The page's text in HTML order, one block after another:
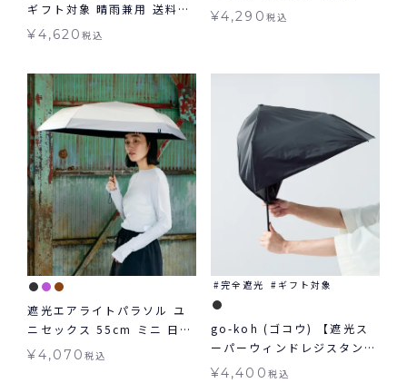
ギフト対象 晴雨兼用 送料無
料 Wpc.
¥4,620税込
傘 折りたたみ 晴雨兼用 ギフ
¥4,290 税込
遮光エアライトパラソル ユ
ニセックス 55cm ミニ 日傘
折りたたみ 晴雨兼用 ギフト
¥4,070税込
完全遮光 ギフト対象
go-koh (ゴコウ) 【遮光ス
ーパーウィンドレジスタン
ス】 日傘 折りたたみ 耐風
¥4,400 税込